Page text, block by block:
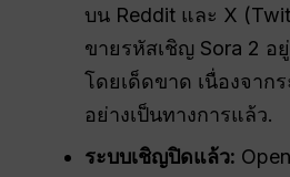
บน Reddit และ X
ขายรหัสเชิญ Sora 2 อ
โดยเด็ดขาด เนื่องจาก
อย่างเป็นทางการแล้ว.
ระบบเชิญปิดแล้ว: